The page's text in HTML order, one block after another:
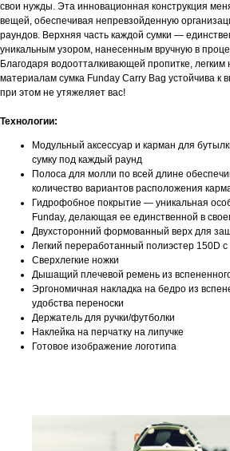
свои нужды. Эта инновационная конструкция
вещей, обеспечивая непревзойденную
раундов. Верхняя часть каждой сумки —
уникальным узором, нанесенным вручную в
Благодаря водоотталкивающей пропитке,
материалам сумка Funday Carry Bag устойчива к
при этом не утяжеляет вас!
Технологии:
Модульный аксессуар и карман для
сумку под каждый раунд
Полоса для молли по всей длине
количество вариантов расположения
Гидрофобное покрытие — уникальная
Funday, делающая ее единственной в
Двухсторонний формованный верх для
Легкий переработанный полиэстер 150D
Сверхлегкие ножки
Дышащий плечевой ремень из
Эргономичная накладка на бедро из
удобства переноски
Держатель для ручки/футболки
Наклейка на перчатку на липучке
Готовое изображение логотипа